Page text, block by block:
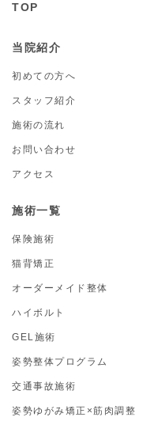
TOP
当院紹介
初めての方へ
スタッフ紹介
施術の流れ
お問い合わせ
アクセス
施術一覧
保険施術
猫背矯正
オーダーメイド整体
ハイボルト
GEL施術
姿勢整体プログラム
交通事故施術
姿勢ゆがみ矯正×筋肉調整